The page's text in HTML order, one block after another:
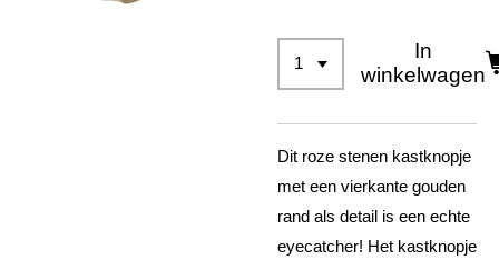
In
winkelwagen
Dit roze stenen kastknopje
met een vierkante gouden
rand als detail is een echte
eyecatcher! Het kastknopje